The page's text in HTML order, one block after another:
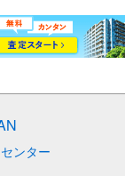
ンター